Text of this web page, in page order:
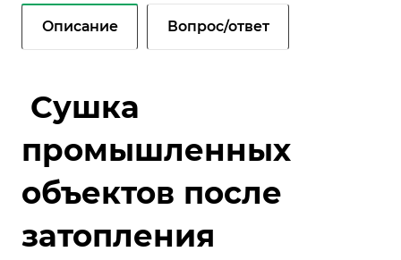
Описание Вопрос/ответ
Сушка
промышленных
объектов после
затопления